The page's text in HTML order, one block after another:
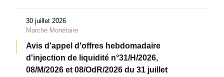
30 juillet 2026
Marché Monétaire
Avis d'appel d'offres hebdomadaire
d'injection de liquidité n°31/H/2026,
08/M/2026 et 08/OdR/2026 du 31 juillet